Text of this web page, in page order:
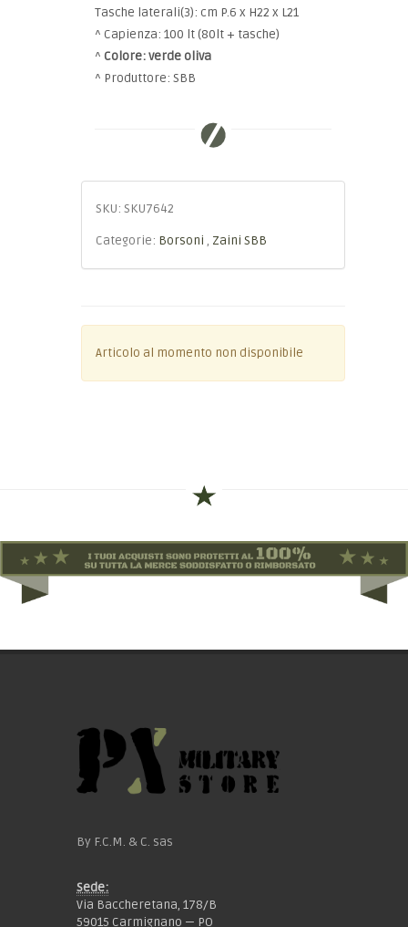
Tasche laterali(3): cm P.6 x H22 x L21
^ Capienza: 100 lt (80lt + tasche)
^ Colore: verde oliva
^ Produttore: SBB
SKU: SKU7642
Categorie: Borsoni , Zaini SBB
Articolo al momento non disponibile
By F.C.M. & C. sas
Sede:
Via Baccheretana, 178/B
59015 Carmignano — PO